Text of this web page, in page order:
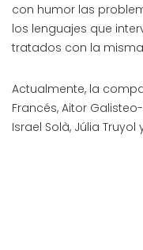
con humor las
los lenguajes que
tratados con la
Actualmente, la
Francés, Aitor
Israel Solà, Júlia Truyol